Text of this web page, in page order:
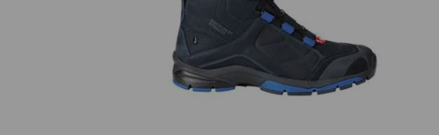
e.s. O2 Pracovní obuv Tethys mid